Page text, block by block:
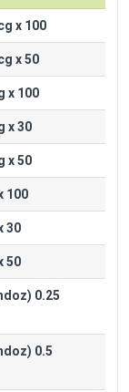
x 100
x 50
x 100
x 30
x 50
100
30
50
0.25
0.5